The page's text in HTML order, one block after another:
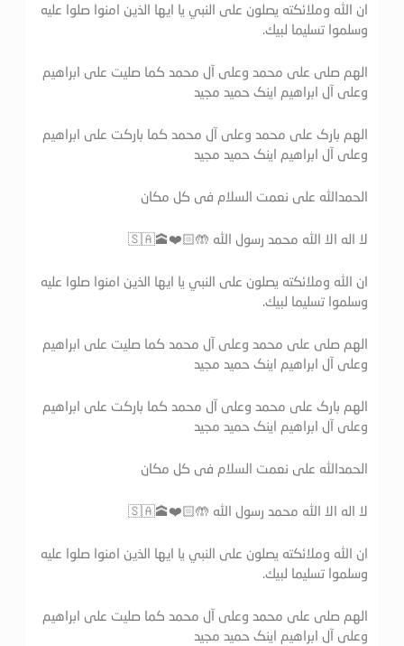
ان الله وملائكته يصلون على النبي يا ايها الذين امنوا صلوا عليه
وسلموا تسليما لبيك.
الهم صلی علی محمد وعلی آل محمد کما صلیت علی ابراهیم
وعلی آل ابراهیم اینک حمید مجید
الهم بارک علی محمد وعلی آل محمد کما بارکت علی ابراهیم
وعلی آل ابراهیم اینک حمید مجید
الحمدالله علی نعمت السلام فی کل مکان
لا اله الا الله محمد رسول الله 🤲🏻❤️🕋🇸🇦
ان الله وملائكته يصلون على النبي يا ايها الذين امنوا صلوا عليه
وسلموا تسليما لبيك.
الهم صلی علی محمد وعلی آل محمد کما صلیت علی ابراهیم
وعلی آل ابراهیم اینک حمید مجید
الهم بارک علی محمد وعلی آل محمد کما بارکت علی ابراهیم
وعلی آل ابراهیم اینک حمید مجید
الحمدالله علی نعمت السلام فی کل مکان
لا اله الا الله محمد رسول الله 🤲🏻❤️🕋🇸🇦
ان الله وملائكته يصلون على النبي يا ايها الذين امنوا صلوا عليه
وسلموا تسليما لبيك.
الهم صلی علی محمد وعلی آل محمد کما صلیت علی ابراهیم
وعلی آل ابراهیم اینک حمید مجید